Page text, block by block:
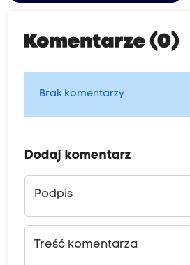
Komentarze (0)
Brak komentarzy
Dodaj komentarz
Podpis
Treść komentarza